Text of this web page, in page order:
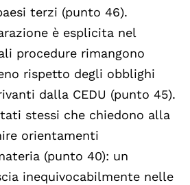
terzi (punto 46).
è esplicita nel
procedure rimangono
rispetto degli obblighi
dalla CEDU (punto 45).
stessi che chiedono alla
orientamenti
(punto 40): un
inequivocabilmente nelle